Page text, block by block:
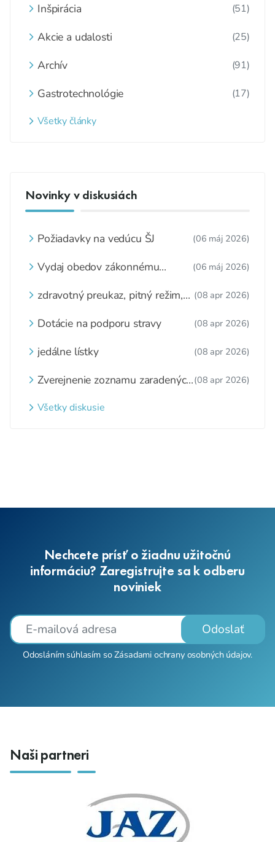
Inšpirácia (51)
Akcie a udalosti (25)
Archív (91)
Gastrotechnológie (17)
Všetky články
Novinky v diskusiách
Požiadavky na vedúcu ŠJ (06 máj 2026)
Vydaj obedov zákonnému
(06 máj 2026)
zdravotný preukaz, pitný režim,
(08 apr 2026)
Dotácie na podporu stravy (08 apr 2026)
jedálne lístky (08 apr 2026)
Zverejnenie zoznamu zaradených
webovom sídle
(08 apr 2026)
Všetky diskusie
Nechcete prísť o žiadnu užitočnú
informáciu? Zaregistrujte sa k odberu
noviniek
Odoslať
Odosláním súhlasím soZásadami ochrany osobných údajov.
Naši partneri